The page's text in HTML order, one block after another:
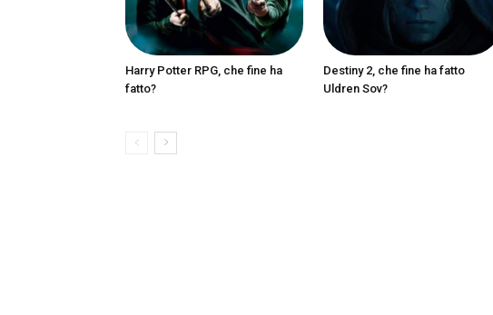
Harry Potter RPG, che fine ha
fatto?
Destiny 2, che fine ha fatto
Uldren Sov?